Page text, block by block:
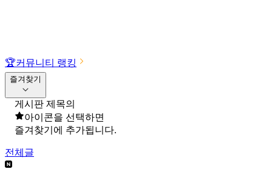
🏆커뮤니티 랭킹
즐겨찾기
게시판 제목의
아이콘을 선택하면
즐겨찾기에 추가됩니다.
전체글